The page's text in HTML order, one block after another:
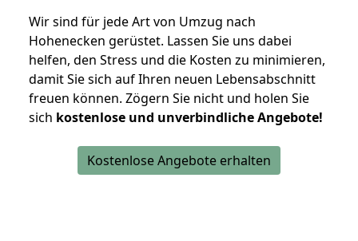
Wir sind für jede Art von Umzug nach
Hohenecken gerüstet. Lassen Sie uns dabei
helfen, den Stress und die Kosten zu minimieren,
damit Sie sich auf Ihren neuen Lebensabschnitt
freuen können. Zögern Sie nicht und holen Sie
sich kostenlose und unverbindliche Angebote!
Kostenlose Angebote erhalten